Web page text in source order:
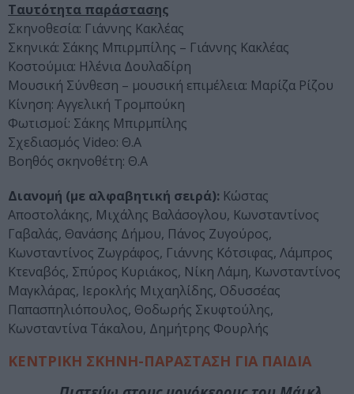
Ταυτότητα παράστασης
Σκηνοθεσία: Γιάννης Κακλέας
Σκηνικά: Σάκης Μπιρμπίλης – Γιάννης Κακλέας
Κοστούμια: Ηλένια Δουλαδίρη
Μουσική Σύνθεση – μουσική επιμέλεια: Μαρίζα Ρίζου
Κίνηση: Αγγελική Τρομπούκη
Φωτισμοί: Σάκης Μπιρμπίλης
Σχεδιασμός Video: Θ.Α
Βοηθός σκηνοθέτη: Θ.Α
Διανομή (με αλφαβητική σειρά): Κώστας
Αποστολάκης, Μιχάλης Βαλάσογλου, Κωνσταντίνος
Γαβαλάς, Θανάσης Δήμου, Πάνος Ζυγούρος,
Κωνσταντίνος Ζωγράφος, Γιάννης Κότσιφας, Λάμπρος
Κτεναβός, Σπύρος Κυριάκος, Νίκη Λάμη, Κωνσταντίνος
Μαγκλάρας, Ιεροκλής Μιχαηλίδης, Οδυσσέας
Παπασπηλιόπουλος, Θοδωρής Σκυφτούλης,
Κωνσταντίνα Τάκαλου, Δημήτρης Φουρλής
ΚΕΝΤΡΙΚΗ ΣΚΗΝΗ-ΠΑΡΑΣΤΑΣΗ ΓΙΑ ΠΑΙΔΙΑ